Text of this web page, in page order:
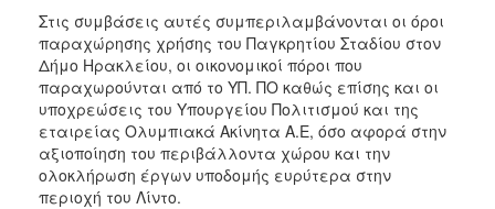
ΗΡΑΚΛΕΙΟ
Στις συμβάσεις αυτές συμπεριλαμβάνονται οι όροι
παραχώρησης χρήσης του Παγκρητίου Σταδίου στον
Δήμο Ηρακλείου, οι οικονομικοί πόροι που
παραχωρούνται από το ΥΠ. ΠΟ καθώς επίσης και οι
υποχρεώσεις του Υπουργείου Πολιτισμού και της
εταιρείας Ολυμπιακά Ακίνητα Α.Ε, όσο αφορά στην
αξιοποίηση του περιβάλλοντα χώρου και την
ολοκλήρωση έργων υποδομής ευρύτερα στην
περιοχή του Λίντο.